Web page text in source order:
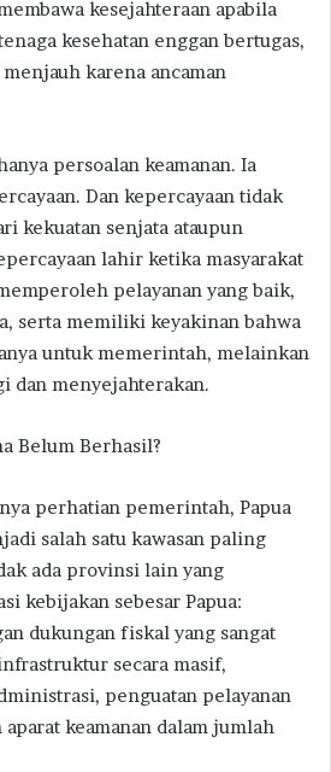
kesejahteraan apabila
kesehatan enggan bertugas,
karena ancaman
persoalan keamanan. Ia
Dan kepercayaan tidak
kekuatan senjata ataupun
lahir ketika masyarakat
pelayanan yang baik,
serta memiliki keyakinan bahwa
untuk memerintah, melainkan
dan menyejahterakan.
Belum Berhasil?
perhatian pemerintah, Papua
salah satu kawasan paling
ada provinsi lain yang
kebijakan sebesar Papua:
dukungan fiskal yang sangat
secara masif,
penguatan pelayanan
keamanan dalam jumlah